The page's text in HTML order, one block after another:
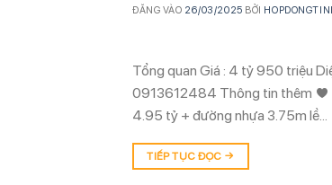
ĐĂNG VÀO 26/03/2025 BỞI
Tổng quan Giá : 4 tỷ 950 triệu
0913612484 Thông tin thêm ♥
4.95 tỷ + đường nhựa 3.75m lề…
TIẾP TỤC ĐỌC →